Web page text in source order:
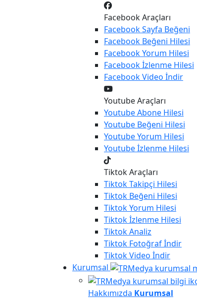
Facebook Araçları
FacebookSayfa Beğeni
Facebook Beğeni Hilesi
FacebookYorum Hilesi
Facebookİzlenme Hilesi
FacebookVideo İndir
Youtube Araçları
YoutubeAbone Hilesi
Youtube Beğeni Hilesi
YoutubeYorum Hilesi
Youtubeİzlenme Hilesi
Tiktok Araçları
TiktokTakipçi Hilesi
Tiktok Beğeni Hilesi
TiktokYorum Hilesi
Tiktokİzlenme Hilesi
TiktokAnaliz
Tiktok Fotoğraf İndir
TiktokVideo İndir
Kurumsal
Hakkımızda Kurumsal